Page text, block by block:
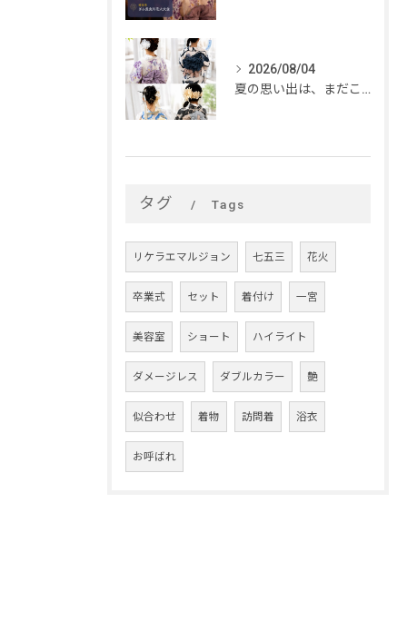
2026/08/04
夏の思い出は、まだこれから。
タグ Tags
リケラエマルジョン 七五三 花火
卒業式 セット 着付け 一宮
美容室 ショート ハイライト
ダメージレス ダブルカラー 艶
似合わせ 着物 訪問着 浴衣
お呼ばれ